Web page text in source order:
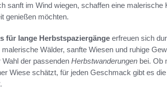
sanft im Wind wiegen, schaffen eine
genießen möchten.
für lange Herbstspaziergänge erfreuen sich
Wälder, sanfte Wiesen und ruhige
der passenden Herbstwanderungen bei. Ob
Wiese schätzt, für jeden Geschmack gibt es
.